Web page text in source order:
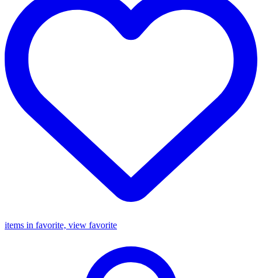
items in favorite, view favorite